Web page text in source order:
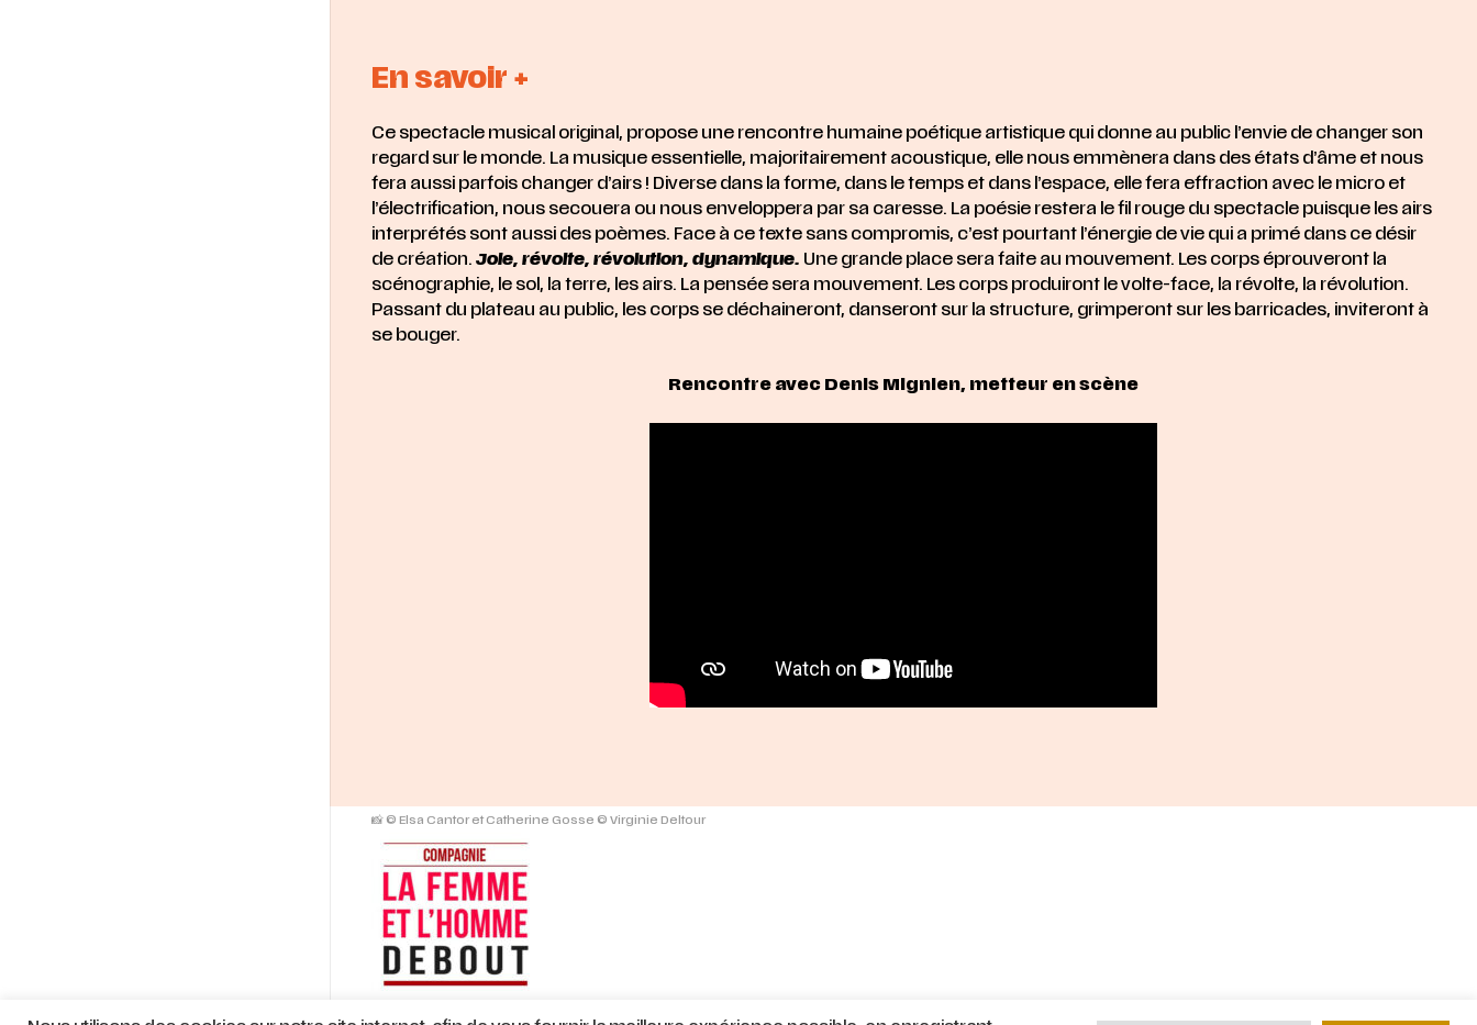
En savoir +
Ce spectacle musical original, propose une rencontre humaine poétique artistique qui donne au public l’envie de changer son
regard sur le monde. La musique essentielle, majoritairement acoustique, elle nous emmènera dans des états d’âme et nous
fera aussi parfois changer d’airs ! Diverse dans la forme, dans le temps et dans l’espace, elle fera effraction avec le micro et
l’électrification, nous secouera ou nous enveloppera par sa caresse. La poésie restera le fil rouge du spectacle puisque les airs
interprétés sont aussi des poèmes. Face à ce texte sans compromis, c’est pourtant l’énergie de vie qui a primé dans ce désir
de création. Joie, révolte, révolution, dynamique. Une grande place sera faite au mouvement. Les corps éprouveront la
scénographie, le sol, la terre, les airs. La pensée sera mouvement. Les corps produiront le volte-face, la révolte, la révolution.
Passant du plateau au public, les corps se déchaineront, danseront sur la structure, grimperont sur les barricades, inviteront à
se bouger.
Rencontre avec Denis Mignien, metteur en scène
📸 © Elsa Cantor et Catherine Gosse © Virginie Deltour